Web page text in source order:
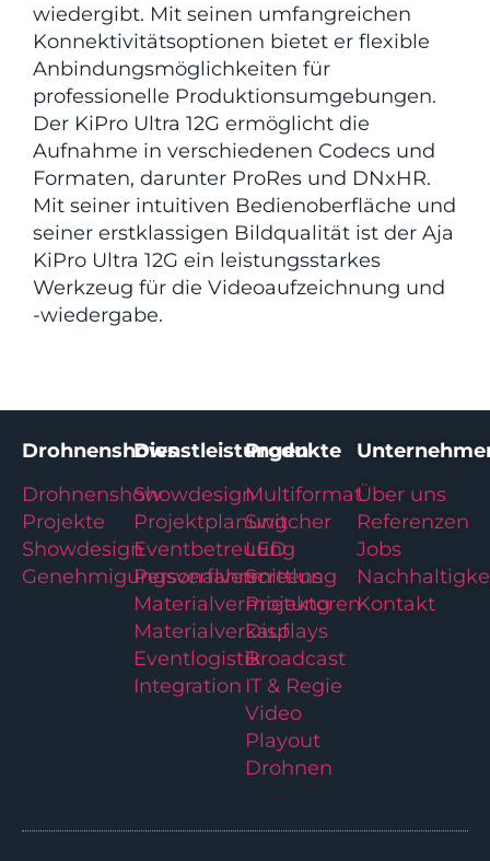
wiedergibt. Mit seinen umfangreichen
Konnektivitätsoptionen bietet er flexible
Anbindungsmöglichkeiten für
professionelle Produktionsumgebungen.
Der KiPro Ultra 12G ermöglicht die
Aufnahme in verschiedenen Codecs und
Formaten, darunter ProRes und DNxHR.
Mit seiner intuitiven Bedienoberfläche und
seiner erstklassigen Bildqualität ist der Aja
KiPro Ultra 12G ein leistungsstarkes
Werkzeug für die Videoaufzeichnung und
-wiedergabe.
Drohnenshows
Drohnenshow
Projekte
Showdesign
Genehmigungsverfahren
Dienstleistungen
Showdesign
Projektplanung
Eventbetreuung
Personalvermittlung
Materialvermietung
Materialverkauf
Eventlogistik
Integration
Produkte
Multiformat
Switcher
LED
Screens
Projektoren
Displays
Broadcast
IT & Regie
Video
Playout
Drohnen
Über uns
Referenzen
Jobs
Kontakt